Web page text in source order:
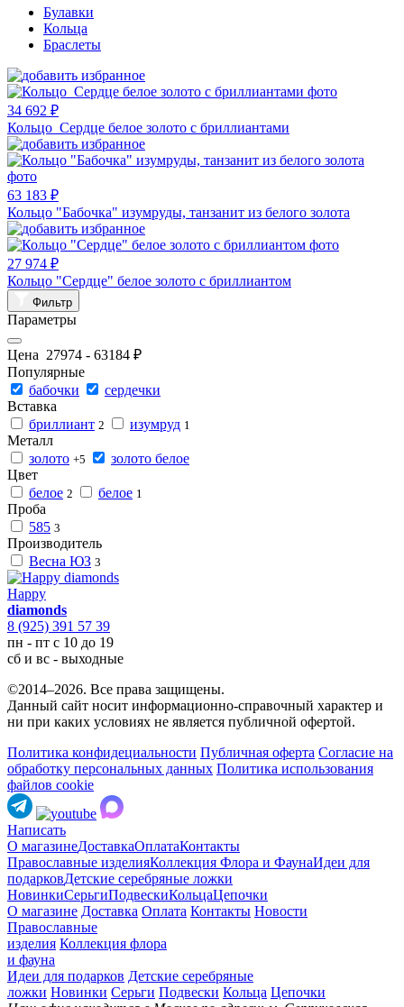
Булавки
Кольца
Браслеты
34 692 ₽
Кольцо Сердце белое золото с бриллиантами
63 183 ₽
Кольцо "Бабочка" изумруды, танзанит из белого золота
27 974 ₽
Кольцо "Сердце" белое золото с бриллиантом
Фильтр
Параметры
Цена 27974 - 63184 ₽
Популярные
бабочки
сердечки
Вставка
бриллиант 2 изумруд 1
Металл
золото +5
золото белое
Цвет
белое 2 белое 1
Проба
585 3
Производитель
Весна ЮЗ 3
Happy
diamonds
8 (925) 391 57 39
пн - пт с 10 до 19
сб и вс - выходные
©2014–2026. Все права защищены.
Данный сайт носит информационно-справочный характер и
ни при каких условиях не является публичной офертой.
Политика конфидециальности Публичная оферта Согласие на
обработку персональных данных Политика использования
файлов cookie
Написать
О магазинеДоставкаОплатаКонтакты
Православные изделияКоллекция Флора и ФаунаИдеи для
подарковДетские серебряные ложки
НовинкиСерьгиПодвескиКольцаЦепочки
О магазине Доставка Оплата Контакты Новости
Православные
изделия Коллекция флора
и фауна
Идеи для подарков Детские серебряные
ложки Новинки Серьги Подвески Кольца Цепочки